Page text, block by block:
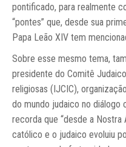
pontificado, para realmente
“pontes” que, desde sua
Papa Leão XIV tem
Sobre esse mesmo tema,
presidente do Comitê
religiosas (IJCIC),
do mundo judaico no diálogo
recorda que “desde a
católico e o judaico evoluiu